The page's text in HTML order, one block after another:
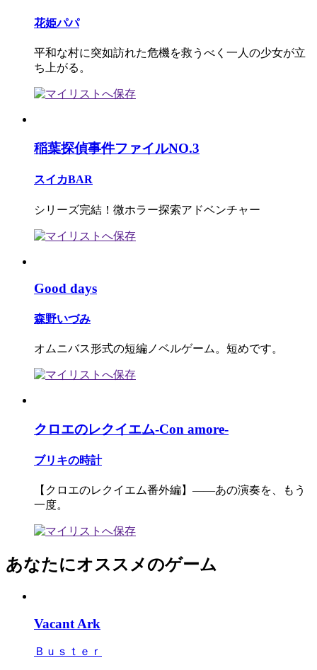
花姫パパ
平和な村に突如訪れた危機を救うべく一人の少女が立
ち上がる。
稲葉探偵事件ファイルNO.3
スイカBAR
シリーズ完結！微ホラー探索アドベンチャー
Good days
森野いづみ
オムニバス形式の短編ノベルゲーム。短めです。
クロエのレクイエム-Con amore-
ブリキの時計
【クロエのレクイエム番外編】――あの演奏を、もう
一度。
あなたにオススメのゲーム
Vacant Ark
Ｂｕｓｔｅｒ